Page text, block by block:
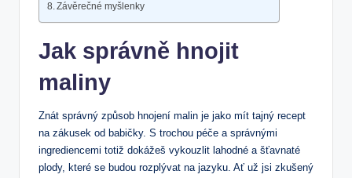
Závěrečné myšlenky
Jak správně hnojit
maliny
Znát správný způsob hnojení malin je jako mít tajný recept
na zákusek od babičky. S trochou péče a správnými
ingrediencemi totiž dokážeš vykouzlit lahodné a šťavnaté
plody, které se budou rozplývat na jazyku. Ať už jsi zkušený